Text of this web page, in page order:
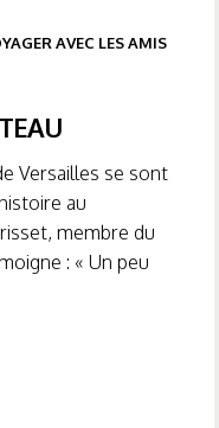
AVEC LES AMIS
Versailles se sont
au
membre du
: « Un peu